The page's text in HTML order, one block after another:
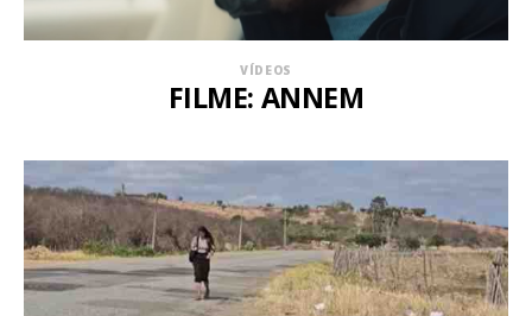
VÍDEOS
FILME: ANNEM